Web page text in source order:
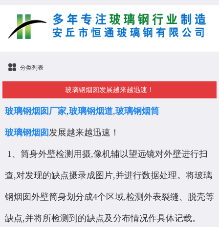
分类列表
玻璃钢烟囱发展越来越迅速！
玻璃钢烟囱厂家,玻璃钢烟道,玻璃钢烟筒
玻璃钢烟囱发展越来越迅速！
1、筒身外壁检测用摄,像机辅以望远镜对外壁进行扫
查,对发现的缺点摄录成图片,并进行数据处理。将玻璃
钢烟囱外壁筒身划分成4个区域,检测外表裂缝、脱壳等
缺点,并将所检测到的缺点及分布情况作具体记载。